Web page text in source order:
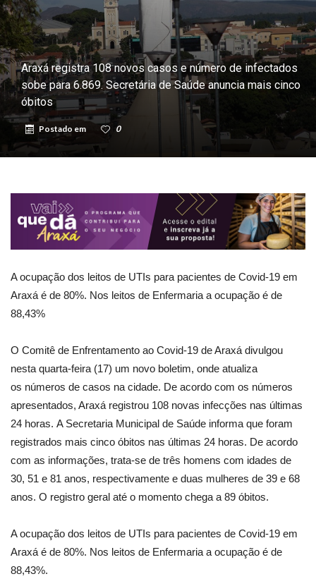
Araxá registra 108 novos casos e número de infectados
sobe para 6.869. Secretária de Saúde anuncia mais cinco
óbitos
Postado em 0
A ocupação dos leitos de UTIs para pacientes de Covid-19 em
Araxá é de 80%. Nos leitos de Enfermaria a ocupação é de
88,43%
O Comitê de Enfrentamento ao Covid-19 de Araxá divulgou
nesta quarta-feira (17) um novo boletim, onde atualiza
os números de casos na cidade. De acordo com os números
apresentados, Araxá registrou 108 novas infecções nas últimas
24 horas. A Secretaria Municipal de Saúde informa que foram
registrados mais cinco óbitos nas últimas 24 horas. De acordo
com as informações, trata-se de três homens com idades de
30, 51 e 81 anos, respectivamente e duas mulheres de 39 e 68
anos. O registro geral até o momento chega a 89 óbitos.
A ocupação dos leitos de UTIs para pacientes de Covid-19 em
Araxá é de 80%. Nos leitos de Enfermaria a ocupação é de
88,43%.